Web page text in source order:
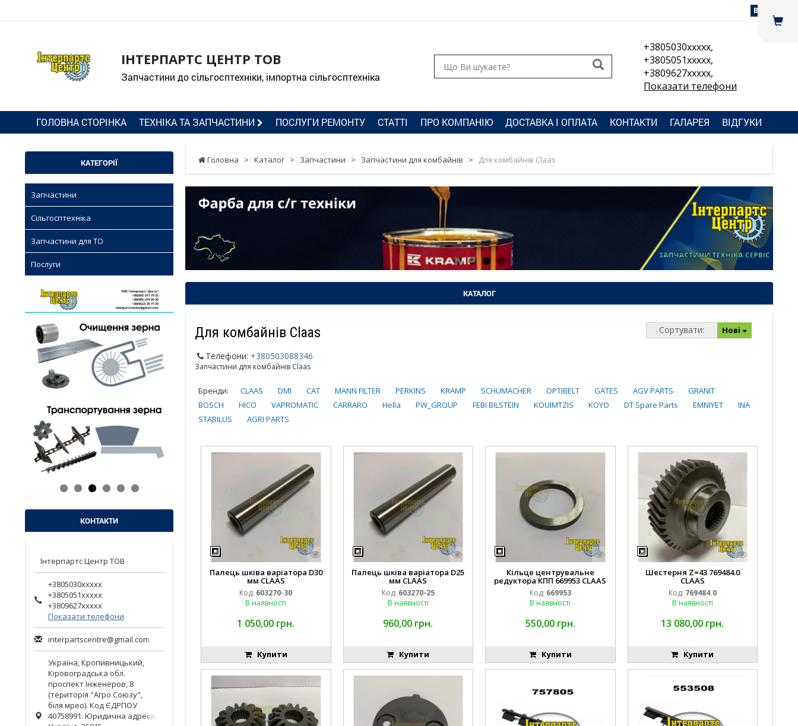
Вхід
ІНТЕРПАРТС ЦЕНТР ТОВ
Запчастини до сільгосптехніки, імпортна сільгосптехніка
+3805030xxxxx,
+3805051xxxxx,
+3809627xxxxx,
Показати телефони
ГОЛОВНА СТОРІНКА ТЕХНІКА ТА ЗАПЧАСТИНИ ПОСЛУГИ РЕМОНТУ СТАТТІ ПРО КОМПАНІЮ ДОСТАВКА І ОПЛАТА КОНТАКТИ ГАЛАРЕЯ ВІДГУКИ
Головна > Каталог > Запчастини > Запчастини для комбайнів > Для комбайнів Claas
КАТАЛОГ
Для комбайнів Claas Сортувати: Нові
Телефони: +380503088346
Запчастини для комбайнів Claas
Бренди: CLAAS DMI CAT MANN FILTER PERKINS KRAMP SCHUMACHER OPTIBELT GATES AGV PARTS
GRANIT
BOSCH
HICO VAPROMATIC CARRARO Hella PW_GROUP FEBI BILSTEIN KOUIMTZIS KOYO DT Spare Parts EMNIYET
INA
STABILUS
AGRI PARTS
Палець шківа варіатора D30
мм CLAAS
Код: 603270-30
В наявності
1 050,00 грн.
Купити
Палець шківа варіатора D25
мм CLAAS
Код: 603270-25
В наявності
960,00 грн.
Купити
Кільце центрувальне
редуктора КПП 669953 СLAAS
Код: 669953
В наявності
550,00 грн.
Купити
Шестерня Z=43 769484.0
CLAAS
Код: 769484.0
В наявності
13 080,00 грн.
Купити
КАТЕГОРІЇ
Запчастини
Сільгосптехніка
Запчастини для ТО
Послуги
КОНТАКТИ
Інтерпартс Центр ТОВ
+3805030xxxxx
+3805051xxxxx
+3809627xxxxx
Показати телефони
interpartscentre@gmail.com
Україна, Кропивницький
Кіровоградська обл.
проспект Інженеров, 8
(територія "Агро Союзу",
біля мрео). Код ЄДРПОУ
40758991. Юридична адреса: